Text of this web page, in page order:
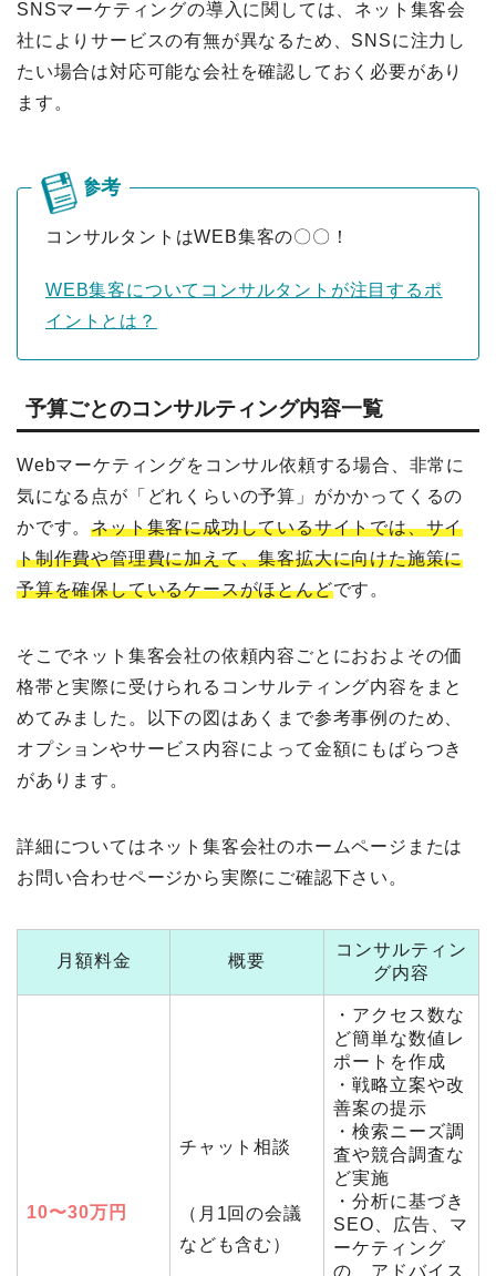
SNSマーケティングの導入に関しては、ネット集客会
社によりサービスの有無が異なるため、SNSに注力し
たい場合は対応可能な会社を確認しておく必要があり
ます。
コンサルタントはWEB集客の〇〇！
WEB集客についてコンサルタントが注目するポ
イントとは？
予算ごとのコンサルティング内容一覧
Webマーケティングをコンサル依頼する場合、非常に
気になる点が「どれくらいの予算」がかかってくるの
かです。ネット集客に成功しているサイトでは、サイ
ト制作費や管理費に加えて、集客拡大に向けた施策に
予算を確保しているケースがほとんどです。
そこでネット集客会社の依頼内容ごとにおおよその価
格帯と実際に受けられるコンサルティング内容をまと
めてみました。以下の図はあくまで参考事例のため、
オプションやサービス内容によって金額にもばらつき
があります。
詳細についてはネット集客会社のホームページまたは
お問い合わせページから実際にご確認下さい。
月額料金 概要
コンサルティン
グ内容
10〜30万円
チャット相談
（月1回の会議
なども含む）
・アクセス数な
ど簡単な数値レ
ポートを作成
・戦略立案や改
善案の提示
・検索ニーズ調
査や競合調査な
ど実施
・分析に基づき
SEO、広告、マ
ーケティング
の アドバイス